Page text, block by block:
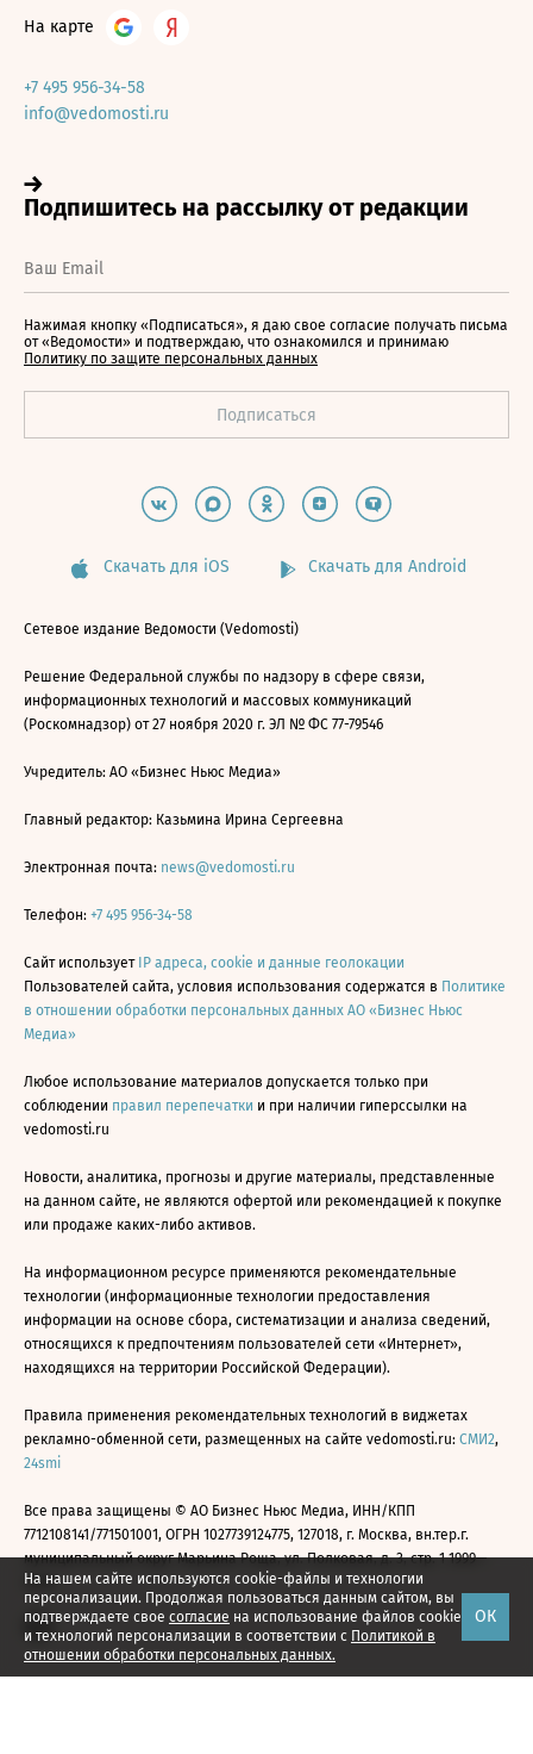
На нашем сайте используются cookie-файлы и технологии
персонализации. Продолжая пользоваться данным сайтом, вы
подтверждаете свое согласие на использование файлов cookie
и технологий персонализации в соответствии с Политикой в
отношении обработки персональных данных.
ОК
На карте
+7 495 956-34-58
info@vedomosti.ru
Нажимая кнопку «Подписаться», я даю свое согласие получать письма
от «Ведомости» и подтверждаю, что ознакомился и принимаю
Политику по защите персональных данных
Скачать для iOS Скачать для Android
Сетевое издание Ведомости (Vedomosti)
Решение Федеральной службы по надзору в сфере связи,
информационных технологий и массовых коммуникаций
(Роскомнадзор) от 27 ноября 2020 г. ЭЛ № ФС 77-79546
Учредитель: АО «Бизнес Ньюс Медиа»
Главный редактор: Казьмина Ирина Сергеевна
Электронная почта: news@vedomosti.ru
Телефон: +7 495 956-34-58
Сайт использует IP адреса, cookie и данные геолокации
Пользователей сайта, условия использования содержатся в Политике
в отношении обработки персональных данных АО «Бизнес Ньюс
Медиа»
Любое использование материалов допускается только при
соблюдении правил перепечатки и при наличии гиперссылки на
vedomosti.ru
Новости, аналитика, прогнозы и другие материалы, представленные
на данном сайте, не являются офертой или рекомендацией к покупке
или продаже каких-либо активов.
На информационном ресурсе применяются рекомендательные
технологии (информационные технологии предоставления
информации на основе сбора, систематизации и анализа сведений,
относящихся к предпочтениям пользователей сети «Интернет»,
находящихся на территории Российской Федерации).
Правила применения рекомендательных технологий в виджетах
рекламно-обменной сети, размещенных на сайте vedomosti.ru: СМИ2,
24smi
Все права защищены © АО Бизнес Ньюс Медиа, ИНН/КПП
7712108141/771501001, ОГРН 1027739124775, 127018, г. Москва, вн.тер.г.
муниципальный округ Марьина Роща, ул. Полковая, д. 3, стр. 1 1999—
2026